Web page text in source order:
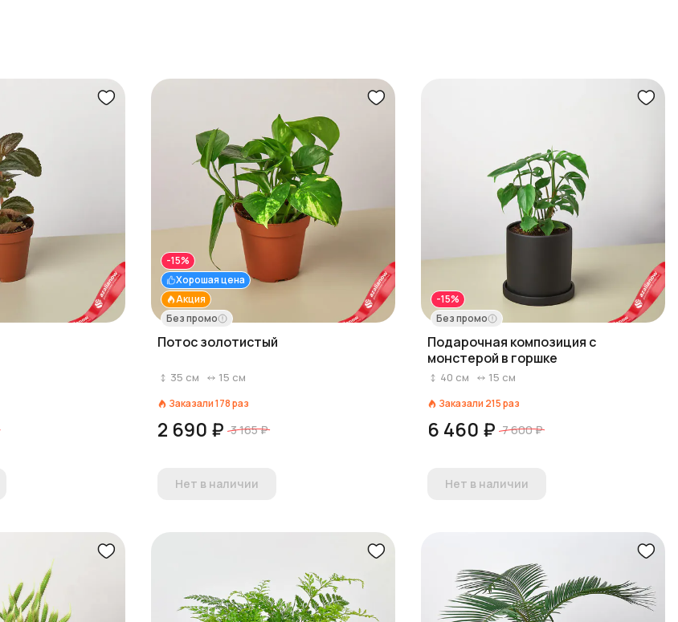
Акция
Хорошая цена
-15%
Без промо
Потос золотистый
35 см 15 см
Заказали178раз
2 690 ₽ 3 165 ₽
Нет в наличии
-15%
Без промо
Подарочная композиция с
монстерой в горшке
40 см 15 см
Заказали 215раз
6 460 ₽ 7 600 ₽
Нет в наличии